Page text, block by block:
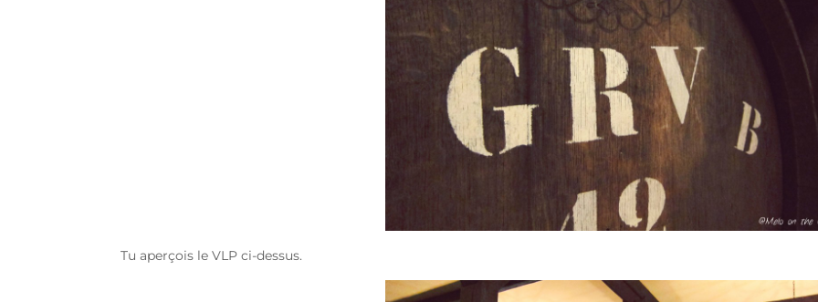
Tu aperçois le VLP ci-dessus.